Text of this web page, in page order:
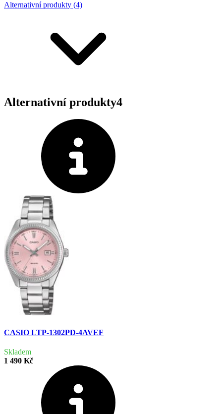
Alternativní produkty (4)
Alternativní produkty4
CASIO LTP-1302PD-4AVEF
Skladem
1 490 Kč